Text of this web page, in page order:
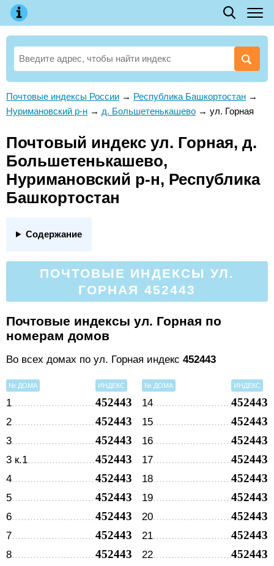
Почтовые индексы России → Республика Башкортостан →
Нуримановский р-н → д. Большетенькашево → ул. Горная
Почтовый индекс ул. Горная, д.
Большетенькашево,
Нуримановский р-н, Республика
Башкортостан
Содержание
ПОЧТОВЫЕ ИНДЕКСЫ УЛ.
ГОРНАЯ 452443
Почтовые индексы ул. Горная по
номерам домов
Во всех домах по ул. Горная индекс 452443
№ ДОМА ИНДЕКС
1 452443
2 452443
3 452443
3 к.1 452443
4 452443
5 452443
6 452443
7 452443
8 452443
№ ДОМА ИНДЕКС
14 452443
15 452443
16 452443
17 452443
18 452443
19 452443
20 452443
21 452443
22 452443